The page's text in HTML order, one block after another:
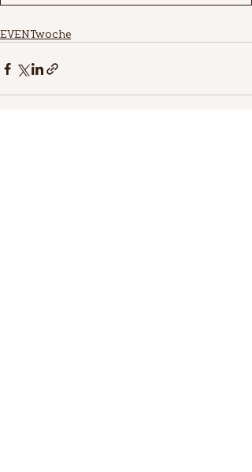
EVENTwoche